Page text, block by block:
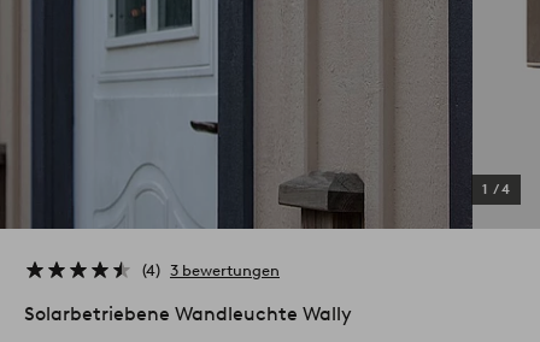
1 /4
4 3 bewertungen
Solarbetriebene Wandleuchte Wally